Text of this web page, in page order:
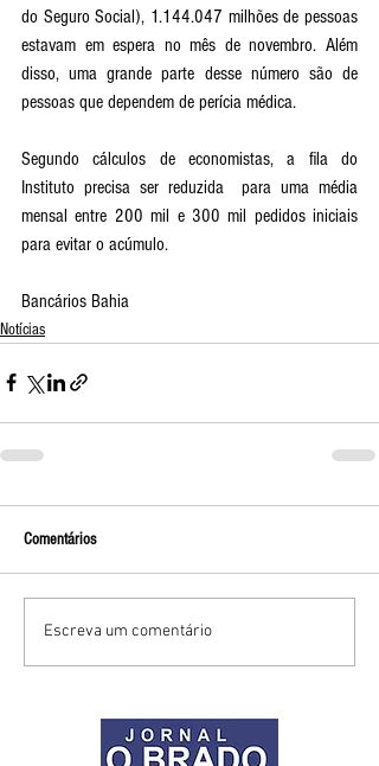
do Seguro Social), 1.144.047 milhões de pessoas
estavam em espera no mês de novembro. Além
disso, uma grande parte desse número são de
pessoas que dependem de perícia médica.
Segundo cálculos de economistas, a fila do
Instituto precisa ser reduzida  para uma média
mensal entre 200 mil e 300 mil pedidos iniciais
para evitar o acúmulo.
Bancários Bahia
Notícias
Comentários
Escreva um comentário